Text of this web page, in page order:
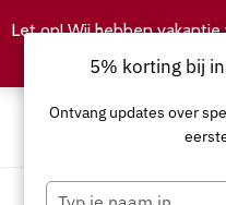
5% korting bij
Ontvang updates over
Typ
Let op! Wij hebben